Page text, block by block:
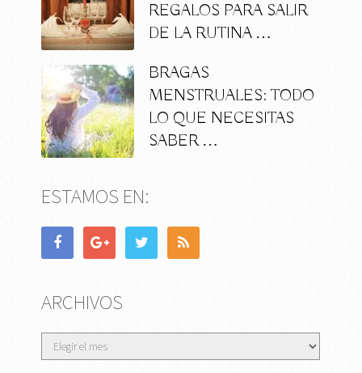
REGALOS PARA SALIR
DE LA RUTINA …
BRAGAS
MENSTRUALES: TODO
LO QUE NECESITAS
SABER …
ESTAMOS EN:
ARCHIVOS
Archivos